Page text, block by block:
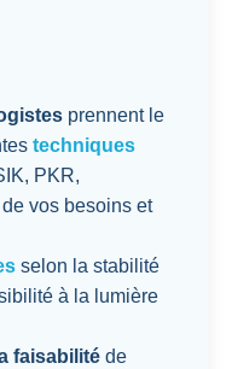
prennent le
techniques
PKR,
vos besoins et
selon la stabilité
à la lumière
faisabilité de